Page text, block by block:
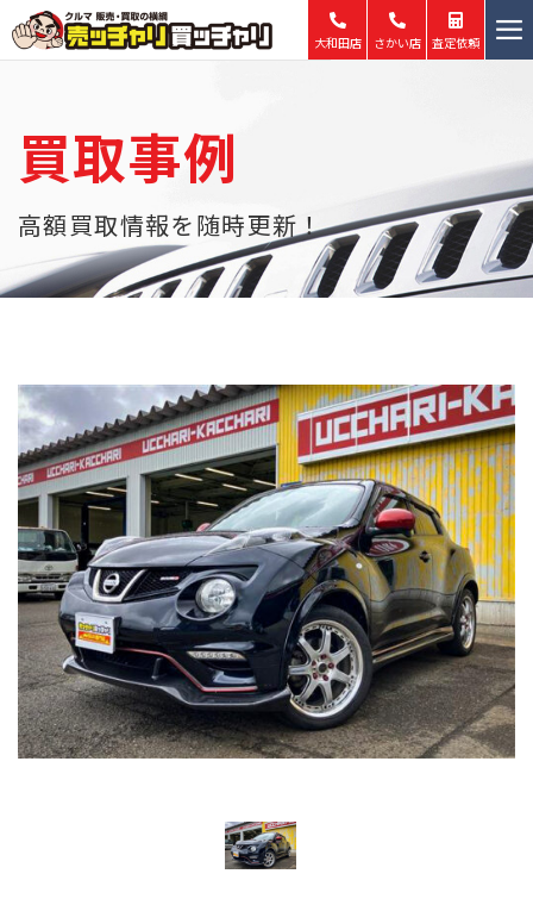
買取
販売
最新買取事例
中古車査定・買取情報
会社概要
県内最高値買取に挑戦！
今すぐ無料査定依頼！
大和田店 さかい店 査定依頼
買取事例
高額買取情報を随時更新！